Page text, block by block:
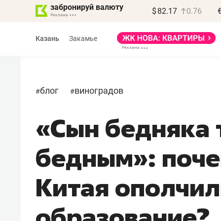
забронируй валюту $ 82.17 0.76
Казань Закамье
#блог #виноградов
«Сын бедняка
бедным»:
Китая
Василь Мазитов
МАРТ
«Не зная местных
потерять минимум